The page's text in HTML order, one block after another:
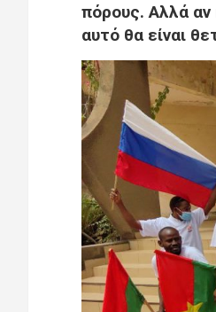
πόρους. Αλλά αν
αυτό θα είναι